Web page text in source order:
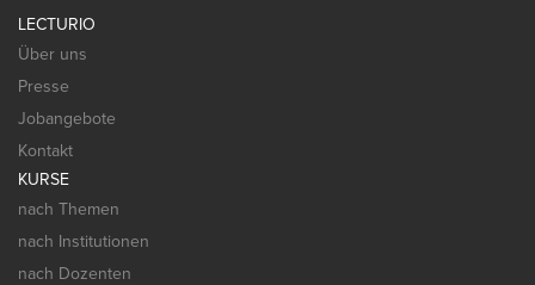
LECTURIO
Über uns
Presse
Jobangebote
Kontakt
KURSE
nach Themen
nach Institutionen
nach Dozenten